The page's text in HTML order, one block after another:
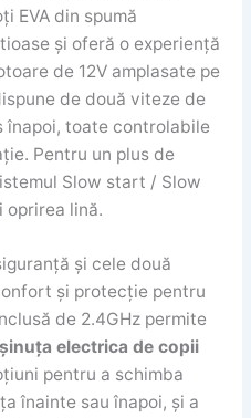
EVA din spumă
și oferă o experiență
de 12V amplasate pe
de două viteze de
înapoi, toate controlabile
Pentru un plus de
Slow start / Slow
oprirea lină.
și cele două
și protecție pentru
de 2.4GHz permite
electrica de copii
pentru a schimba
înainte sau înapoi, și a